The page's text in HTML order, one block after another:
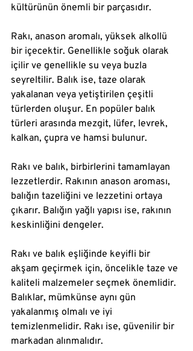
kültürünün önemli bir parçasıdır.
Rakı, anason aromalı, yüksek alkollü
bir içecektir. Genellikle soğuk olarak
içilir ve genellikle su veya buzla
seyreltilir. Balık ise, taze olarak
yakalanan veya yetiştirilen çeşitli
türlerden oluşur. En popüler balık
türleri arasında mezgit, lüfer, levrek,
kalkan, çupra ve hamsi bulunur.
Rakı ve balık, birbirlerini tamamlayan
lezzetlerdir. Rakının anason aroması,
balığın tazeliğini ve lezzetini ortaya
çıkarır. Balığın yağlı yapısı ise, rakının
keskinliğini dengeler.
Rakı ve balık eşliğinde keyifli bir
akşam geçirmek için, öncelikle taze ve
kaliteli malzemeler seçmek önemlidir.
Balıklar, mümkünse aynı gün
yakalanmış olmalı ve iyi
temizlenmelidir. Rakı ise, güvenilir bir
markadan alınmalıdır.